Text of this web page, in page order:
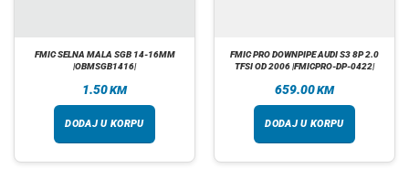
FMIC SELNA MALA SGB 14-16MM
|OBMSGB1416|
1.50KM
DODAJ U KORPU
FMIC PRO DOWNPIPE AUDI S3 8P 2.0
TFSI OD 2006 |FMICPRO-DP-0422|
659.00KM
DODAJ U KORPU